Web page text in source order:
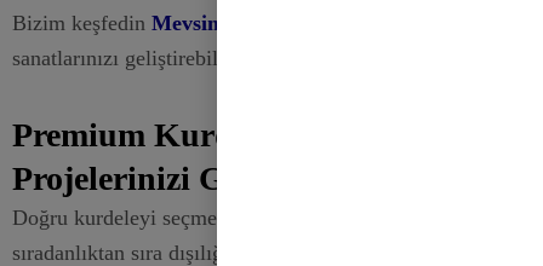
Bizim keşfedin Mevsimlik Kurdeleler
sanatlarınızı geliştirebilecek en son trendleri bulmak için.
Premium Kurdelelerimizle
Projelerinizi Geliştirin
Doğru kurdeleyi seçmek, el işlerinizi ve süslemelerinizi
sıradanlıktan sıra dışılığa dönüştürebilir. Geniş ürün